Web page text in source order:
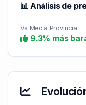
📊 Análisis de
Vs Media Provincia
9.3% más